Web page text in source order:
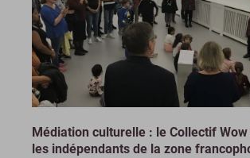
Médiation culturelle : le Collectif
les indépendants de la zone